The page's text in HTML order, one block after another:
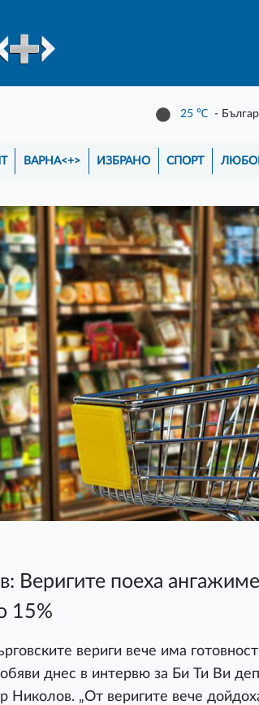
25 ℃ -
ВАРНА<+> ИЗБРАНО СПОРТ
Веригите поеха
15%
вериги вече има
днес в интервю за Би Ти Ви
Николов. „От веригите вече